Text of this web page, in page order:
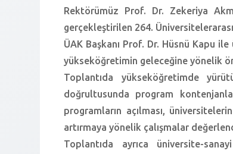
Rektörümüz Prof. Dr. Zekeriya
gerçekleştirilen 264.
ÜAK Başkanı Prof. Dr. Hüsnü Kapu
yükseköğretimin geleceğine yönelik
Toplantıda yükseköğretimde
doğrultusunda program
programların açılması,
artırmaya yönelik çalışmalar
Toplantıda ayrıca üniversite-